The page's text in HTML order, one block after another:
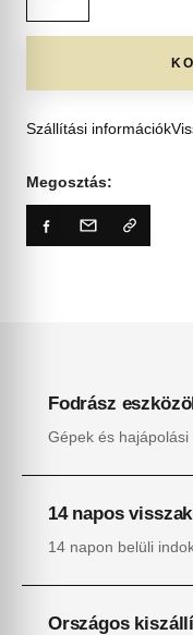
Szállítási információk
Megosztás:
Fodrász
Gépek és hajápolási
14 napos
14 napon belüli
Országos